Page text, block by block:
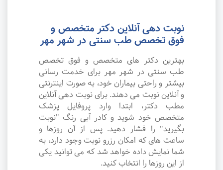
نوبت دهی آنلاین دکتر متخصص و
فوق تخصص طب سنتی در شهر مهر
بهترین دکتر های متخصص و فوق تخصص
طب سنتی در شهر مهر برای خدمت رسانی
بیشتر و راحتی بیماران خود، به صورت اینترنتی
و آنلاین نوبت می دهند. برای نوبت دهی آنلاین
مطب دکتر، ابتدا وارد پروفایل پزشک
متخصص خود شوید و کادر آبی رنگ "نوبت
بگیرید" را فشار دهید. پس از آن روزها و
ساعت های که امکان رزرو نوبت وجود دارد، به
شما نمایش داده خواهد شد که می توانید یکی
از این روزها را انتخاب کنید.